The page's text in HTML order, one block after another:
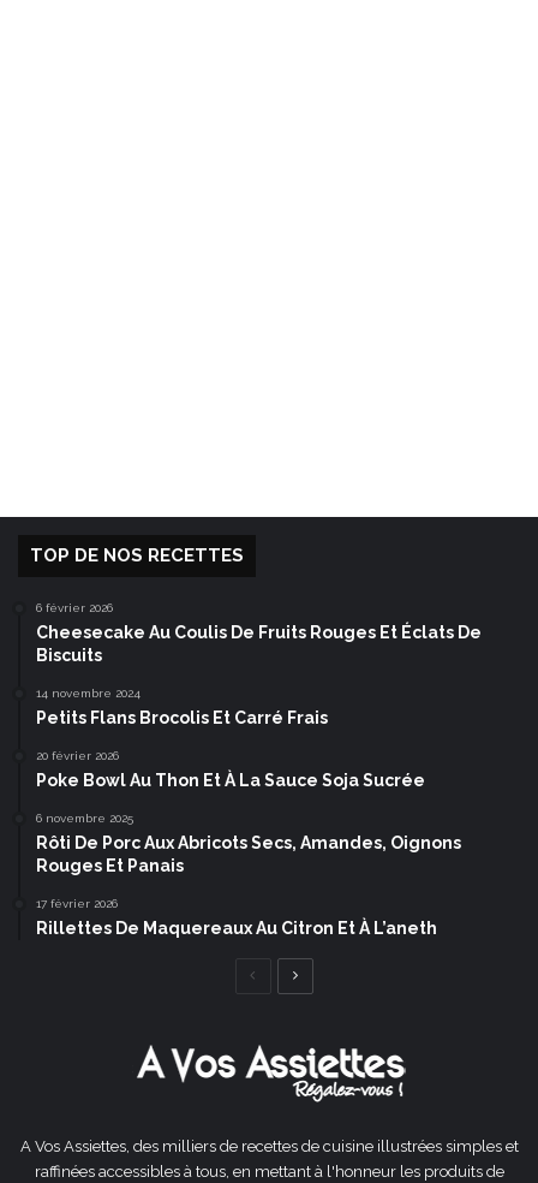
TOP DE NOS RECETTES
6 février 2026
Cheesecake Au Coulis De Fruits Rouges Et Éclats De
Biscuits
14 novembre 2024
Petits Flans Brocolis Et Carré Frais
20 février 2026
Poke Bowl Au Thon Et À La Sauce Soja Sucrée
6 novembre 2025
Rôti De Porc Aux Abricots Secs, Amandes, Oignons
Rouges Et Panais
17 février 2026
Rillettes De Maquereaux Au Citron Et À L’aneth
Page
A Vos Assiettes, des milliers de recettes de cuisine illustrées simples et
raffinées accessibles à tous, en mettant à l'honneur les produits de